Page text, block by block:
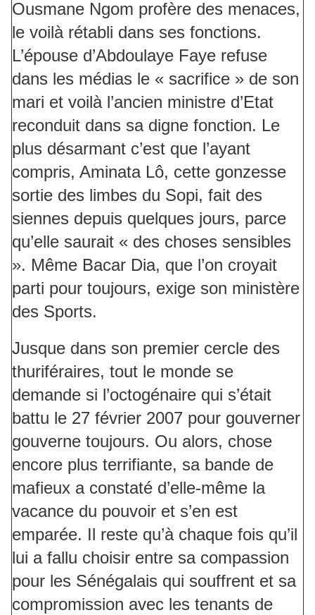
Ousmane Ngom profère des menaces,
le voilà rétabli dans ses fonctions.
L’épouse d’Abdoulaye Faye refuse
dans les médias le « sacrifice » de son
mari et voilà l’ancien ministre d’Etat
reconduit dans sa digne fonction. Le
plus désarmant c’est que l’ayant
compris, Aminata Lô, cette gonzesse
sortie des limbes du Sopi, fait des
siennes depuis quelques jours, parce
qu’elle saurait « des choses sensibles
». Même Bacar Dia, que l’on croyait
parti pour toujours, exige son ministère
des Sports.
Jusque dans son premier cercle des
thuriféraires, tout le monde se
demande si l’octogénaire qui s’était
battu le 27 février 2007 pour gouverner
gouverne toujours. Ou alors, chose
encore plus terrifiante, sa bande de
mafieux a constaté d’elle-même la
vacance du pouvoir et s’en est
emparée. Il reste qu’à chaque fois qu’il
lui a fallu choisir entre sa compassion
pour les Sénégalais qui souffrent et sa
compromission avec les tenants de